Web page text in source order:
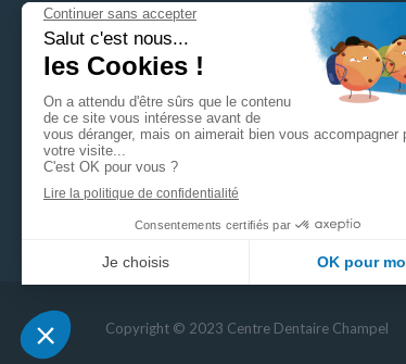
Parking COOP Florissant à proximité
Mentions légales
Politique de confidentialité
Copyright © 2023 Centre Dentaire Champel